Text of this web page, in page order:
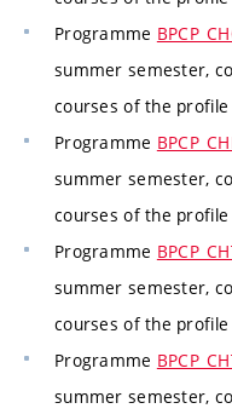
Programme
summer semester,
courses of the profile
Programme
summer semester,
courses of the profile
Programme
summer semester,
courses of the profile
Programme
summer semester,